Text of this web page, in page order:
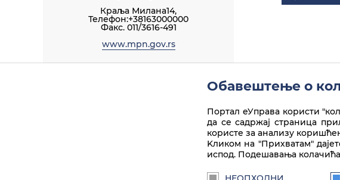
Краља Милана14,
Телефон:+38163000000
Факс. 011/3616-491
www.mpn.gov.rs
Обавештење о
Портал еУправа користи
да се садржај страница
користе за анализу
Kликом на "Прихватам"
испод. Подешавања